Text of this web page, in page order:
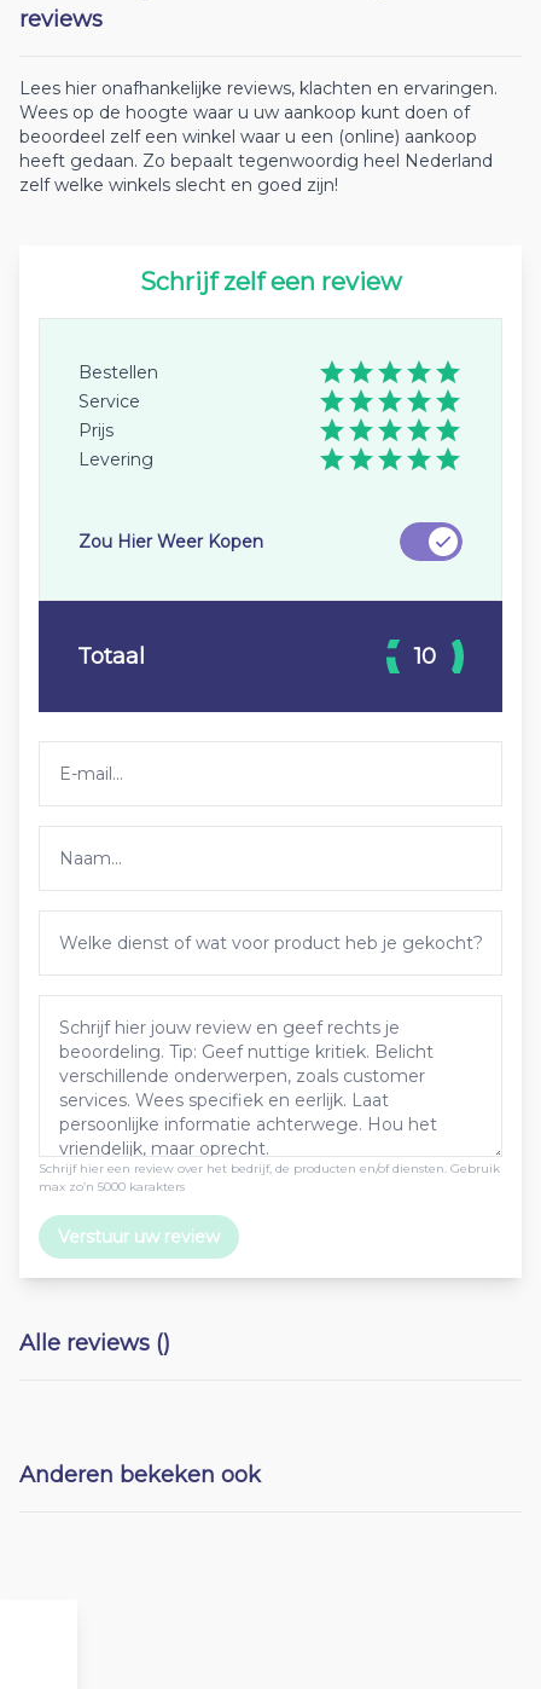
reviews
Lees hier onafhankelijke reviews, klachten en ervaringen.
Wees op de hoogte waar u uw aankoop kunt doen of
beoordeel zelf een winkel waar u een (online) aankoop
heeft gedaan. Zo bepaalt tegenwoordig heel Nederland
zelf welke winkels slecht en goed zijn!
Schrijf zelf een review
Schrijf hier een review over het bedrijf, de producten en/of diensten. Gebruik
max zo’n 5000 karakters
Verstuur uw review
Bestellen
Service
Prijs
Levering
Zou Hier Weer Kopen
Totaal 10
Alle reviews ()
Anderen bekeken ook